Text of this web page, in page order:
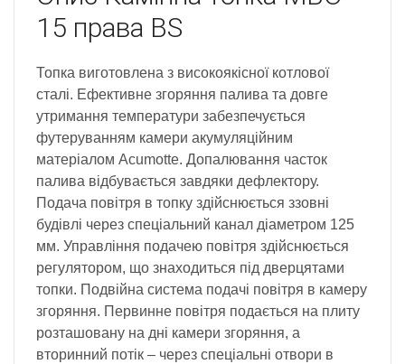
15 права BS
Топка виготовлена з високоякісної котлової
сталі. Ефективне згоряння палива та довге
утримання температури забезпечується
футеруванням камери акумуляційним
матеріалом Acumotte. Допалювання часток
палива відбувається завдяки дефлектору.
Подача повітря в топку здійснюється ззовні
будівлі через спеціальний канал діаметром 125
мм. Управління подачею повітря здійснюється
регулятором, що знаходиться під дверцятами
топки. Подвійна система подачі повітря в камеру
згоряння. Первинне повітря подається на плиту
розташовану на дні камери згоряння, а
вторинний потік – через спеціальні отвори в